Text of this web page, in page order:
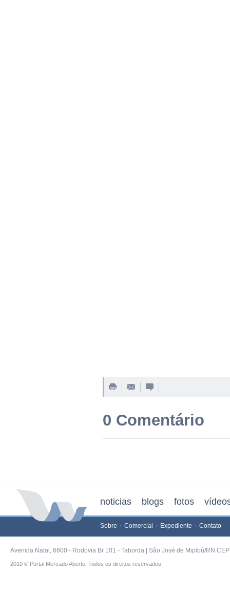
0 Comentário
noticias blogs fotos
Sobre Comercial Expediente Contato
Avenida Natal, 6600 - Rodovia Br 101 - Taborda | São José de Mipibú/RN
2010 ® Portal Mercado Aberto. Todos os direitos reservados.